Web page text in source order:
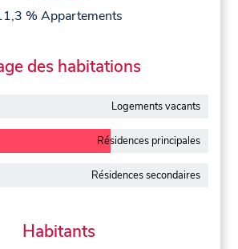
% Appartements
des habitations
Logements vacants
Résidences principales
Résidences secondaires
Habitants